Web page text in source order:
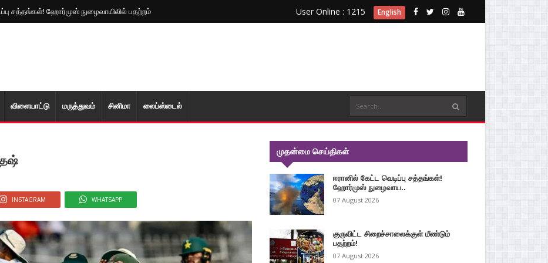
சத்தங்கள்! ஹோர்முஸ் நுழைவாயிலில் பதற்றம்
User Online : 1215 English
விளையாட்டு மரு‌த்துவ‌ம் சினிமா லைப்ஸ்டைல்
INSTAGRAM WHATSAPP
முதன்மை செய்திகள்
ஈரானில் கேட்ட வெடிப்பு சத்தங்கள்!
ஹோர்முஸ் நுழைவாய..
07 August 2026
குருவிட்ட சிறைச்சாலைக்குள் மீண்டும்
பதற்றம்!
07 August 2026